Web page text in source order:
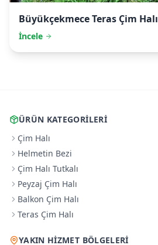
BüyükçekmeceTeras Çim Halı
İncele
ÜRÜN KATEGORILERI
Çim Halı
Helmetin Bezi
Çim Halı Tutkalı
Peyzaj Çim Halı
Balkon Çim Halı
Teras Çim Halı
YAKIN HIZMET BÖLGELERI